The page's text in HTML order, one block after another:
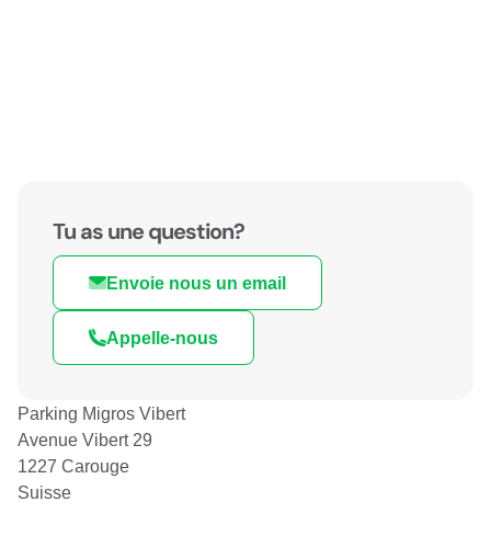
Tu as une question?
Envoie nous un email
Appelle-nous
Parking Migros Vibert
Avenue Vibert 29
1227 Carouge
Suisse